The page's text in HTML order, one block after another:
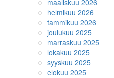
maaliskuu 2026
helmikuu 2026
tammikuu 2026
joulukuu 2025
marraskuu 2025
lokakuu 2025
syyskuu 2025
elokuu 2025